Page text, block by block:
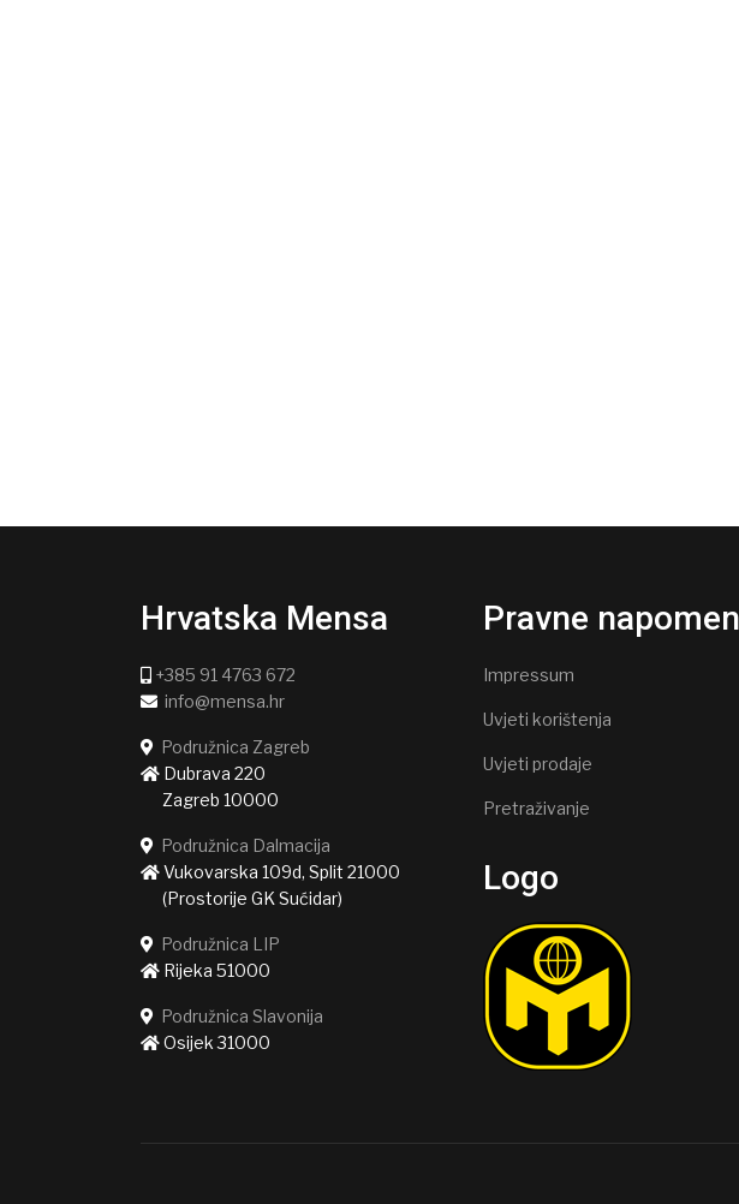
Hrvatska Mensa
+385 91 4763 672
info@mensa.hr
Podružnica Zagreb
Dubrava 220
Zagreb 10000
Podružnica Dalmacija
Vukovarska 109d, Split 21000
(Prostorije GK Sućidar)
Podružnica LIP
Rijeka 51000
Podružnica Slavonija
Osijek 31000
Pravne
Impressum
Uvjeti korištenja
Uvjeti prodaje
Pretraživanje
Logo